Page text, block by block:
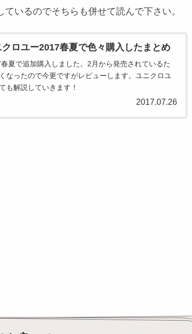
いるのでそちらも併せて読んで下さい。
クロユー2017春夏で色々購入したまとめ
夏で追加購入しました。2月から発売されているた
なったので今更ですがレビューします。ユニクロユ
も解説していきます！
2017.07.26